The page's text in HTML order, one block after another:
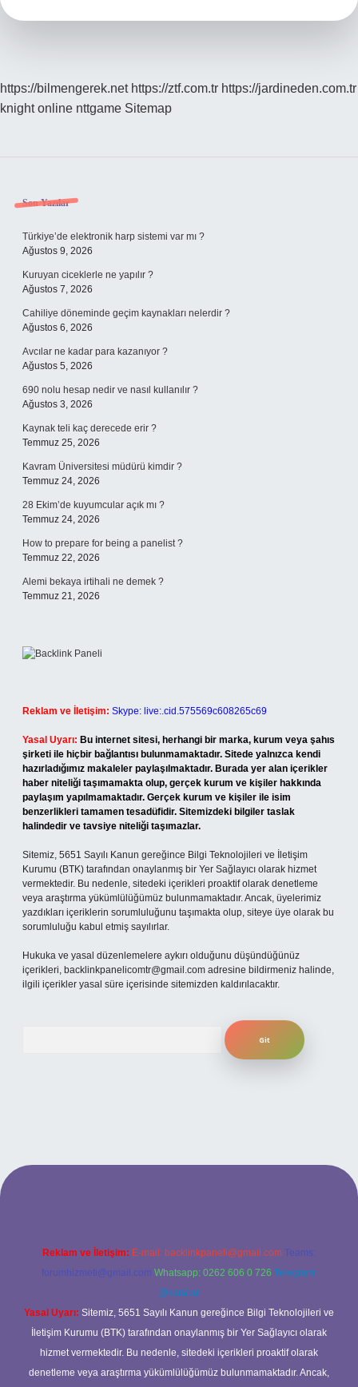
https://bilmengerek.net https://ztf.com.tr https://jardineden.com.tr
knight online nttgame Sitemap
Sidebar
Son Yazılar
Türkiye’de elektronik harp sistemi var mı ?
Ağustos 9, 2026
Kuruyan ciceklerle ne yapılır ?
Ağustos 7, 2026
Cahiliye döneminde geçim kaynakları nelerdir ?
Ağustos 6, 2026
Avcılar ne kadar para kazanıyor ?
Ağustos 5, 2026
690 nolu hesap nedir ve nasıl kullanılır ?
Ağustos 3, 2026
Kaynak teli kaç derecede erir ?
Temmuz 25, 2026
Kavram Üniversitesi müdürü kimdir ?
Temmuz 24, 2026
28 Ekim’de kuyumcular açık mı ?
Temmuz 24, 2026
How to prepare for being a panelist ?
Temmuz 22, 2026
Alemi bekaya irtihali ne demek ?
Temmuz 21, 2026
Reklam ve İletişim: Skype: live:.cid.575569c608265c69
Yasal Uyarı: Bu internet sitesi, herhangi bir marka, kurum veya şahıs
şirketi ile hiçbir bağlantısı bulunmamaktadır. Sitede yalnızca kendi
hazırladığımız makaleler paylaşılmaktadır. Burada yer alan içerikler
haber niteliği taşımamakta olup, gerçek kurum ve kişiler hakkında
paylaşım yapılmamaktadır. Gerçek kurum ve kişiler ile isim
benzerlikleri tamamen tesadüfidir. Sitemizdeki bilgiler taslak
halindedir ve tavsiye niteliği taşımazlar.
Sitemiz, 5651 Sayılı Kanun gereğince Bilgi Teknolojileri ve İletişim
Kurumu (BTK) tarafından onaylanmış bir Yer Sağlayıcı olarak hizmet
vermektedir. Bu nedenle, sitedeki içerikleri proaktif olarak denetleme
veya araştırma yükümlülüğümüz bulunmamaktadır. Ancak, üyelerimiz
yazdıkları içeriklerin sorumluluğunu taşımakta olup, siteye üye olarak bu
sorumluluğu kabul etmiş sayılırlar.
Hukuka ve yasal düzenlemelere aykırı olduğunu düşündüğünüz
içerikleri, backlinkpanelicomtr@gmail.com adresine bildirmeniz halinde,
ilgili içerikler yasal süre içerisinde sitemizden kaldırılacaktır.
giriş adresi
Reklam ve İletişim: E-mail: backlinkpaneli@gmail.com Teams:
forumhizmeti@gmail.com Whatsapp: 0262 606 0 726 Telegram:
@karabul
Yasal Uyarı: Sitemiz, 5651 Sayılı Kanun gereğince Bilgi Teknolojileri ve
İletişim Kurumu (BTK) tarafından onaylanmış bir Yer Sağlayıcı olarak
hizmet vermektedir. Bu nedenle, sitedeki içerikleri proaktif olarak
denetleme veya araştırma yükümlülüğümüz bulunmamaktadır. Ancak,